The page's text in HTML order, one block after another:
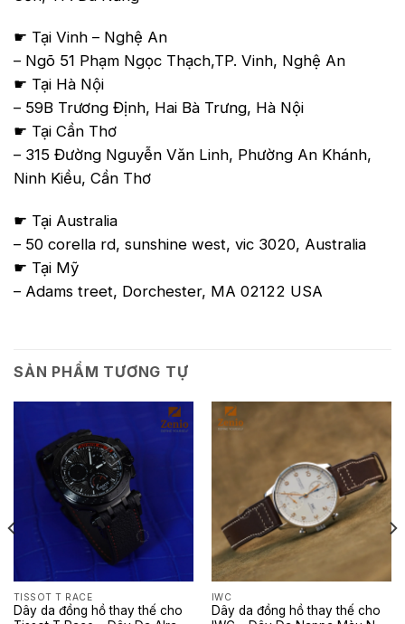
☛ Tại Vinh – Nghệ An
– Ngõ 51 Phạm Ngọc Thạch,TP. Vinh, Nghệ An
☛ Tại Hà Nội
– 59B Trương Định, Hai Bà Trưng, Hà Nội
☛ Tại Cần Thơ
– 315 Đường Nguyễn Văn Linh, Phường An Khánh,
Ninh Kiều, Cần Thơ
☛ Tại Australia
– 50 corella rd, sunshine west, vic 3020, Australia
☛ Tại Mỹ
– Adams treet, Dorchester, MA 02122 USA
SẢN PHẨM TƯƠNG TỰ
TISSOT T RACE
Dây da đồng hồ thay thế cho
IWC
Dây da đồng hồ thay thế cho